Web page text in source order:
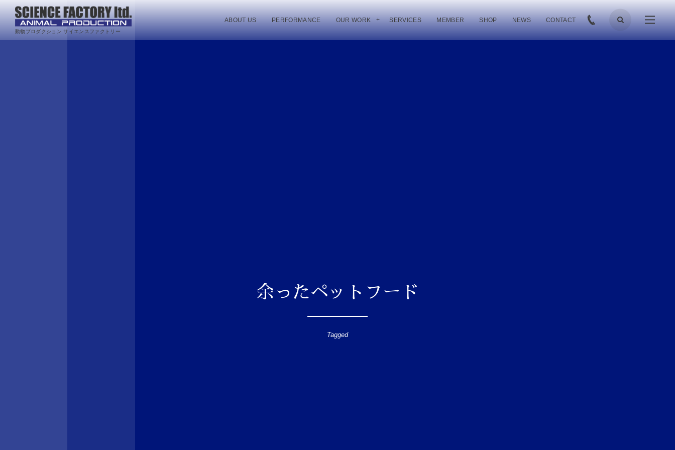
動物プロダクション サイエンスファクトリー
ABOUT US PERFORMANCE OUR WORK SERVICES MEMBER SHOP NEWS CONTACT
余ったペットフード
Tagged